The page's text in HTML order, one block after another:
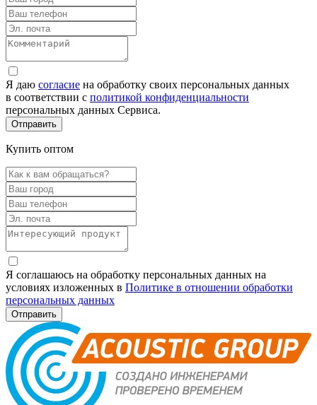
Я даю согласие на обработку своих персональных данных
в соответствии с политикой конфиденциальности
персональных данных Сервиса.
Купить оптом
Я соглашаюсь на обработку персональных данных на
условиях изложенных в Политике в отношении обработки
персональных данных